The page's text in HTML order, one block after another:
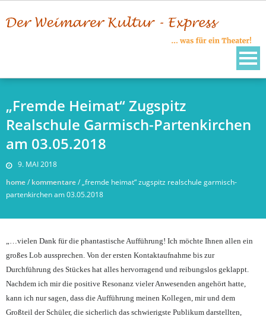
to
„Fremde Heimat“ Zugspitz
Realschule Garmisch-Partenkirchen
am 03.05.2018
9. MAI 2018
home/kommentare/„fremde heimat“ zugspitz realschule garmisch-
partenkirchen am 03.05.2018
„…vielen Dank für die phantastische Aufführung! Ich möchte Ihnen allen ein
großes Lob aussprechen. Von der ersten Kontaktaufnahme bis zur
Durchführung des Stückes hat alles hervorragend und reibungslos geklappt.
Nachdem ich mir die positive Resonanz vieler Anwesenden angehört hatte,
kann ich nur sagen, dass die Aufführung meinen Kollegen, mir und dem
Großteil der Schüler, die sicherlich das schwierigste Publikum darstellten,